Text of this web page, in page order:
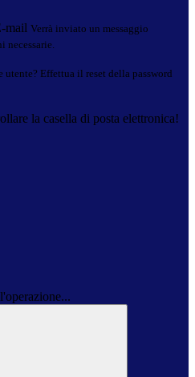
mail Verrà inviato un messaggio
utente? Effettua il reset della password
la casella di posta elettronica!